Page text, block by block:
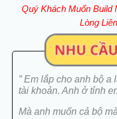
Full
Bộ
Treo
làm
Quý Khách Muốn Build
Lòng
” Em lắp cho anh bộ a
tài khoản. Anh ở tỉnh
Mà anh muốn cả bộ